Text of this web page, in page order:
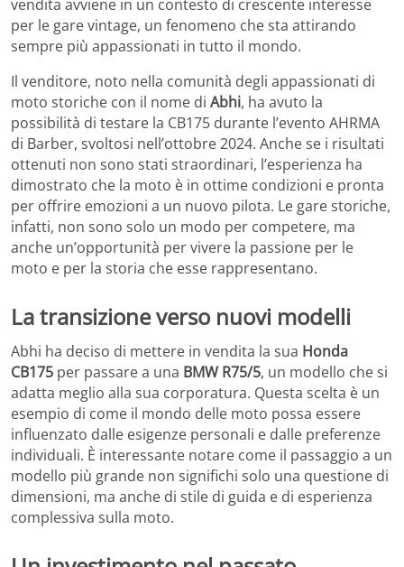
vendita avviene in un contesto di crescente interesse
per le gare vintage, un fenomeno che sta attirando
sempre più appassionati in tutto il mondo.
Il venditore, noto nella comunità degli appassionati di
moto storiche con il nome di Abhi, ha avuto la
possibilità di testare la CB175 durante l’evento AHRMA
di Barber, svoltosi nell’ottobre 2024. Anche se i risultati
ottenuti non sono stati straordinari, l’esperienza ha
dimostrato che la moto è in ottime condizioni e pronta
per offrire emozioni a un nuovo pilota. Le gare storiche,
infatti, non sono solo un modo per competere, ma
anche un’opportunità per vivere la passione per le
moto e per la storia che esse rappresentano.
La transizione verso nuovi modelli
Abhi ha deciso di mettere in vendita la sua Honda
CB175 per passare a una BMW R75/5, un modello che si
adatta meglio alla sua corporatura. Questa scelta è un
esempio di come il mondo delle moto possa essere
influenzato dalle esigenze personali e dalle preferenze
individuali. È interessante notare come il passaggio a un
modello più grande non significhi solo una questione di
dimensioni, ma anche di stile di guida e di esperienza
complessiva sulla moto.